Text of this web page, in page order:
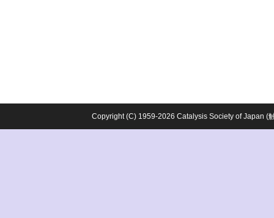
Copyright (C) 1959-2026 Catalysis Society of Japan (